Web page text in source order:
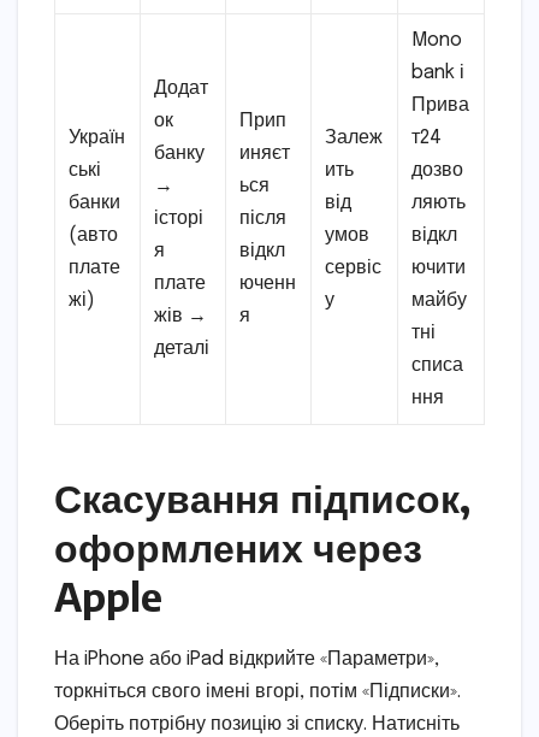
Україн
ські
банки
(авто
плате
жі)
Додат
ок
банку
→
історі
я
плате
жів →
деталі
Прип
иняєт
ься
після
відкл
юченн
я
Залеж
ить
від
умов
сервіс
у
Mono
bank і
Прива
т24
дозво
ляють
відкл
ючити
майбу
тні
списа
ння
Скасування підписок,
оформлених через
Apple
На iPhone або iPad відкрийте «Параметри»,
торкніться свого імені вгорі, потім «Підписки».
Оберіть потрібну позицію зі списку. Натисніть